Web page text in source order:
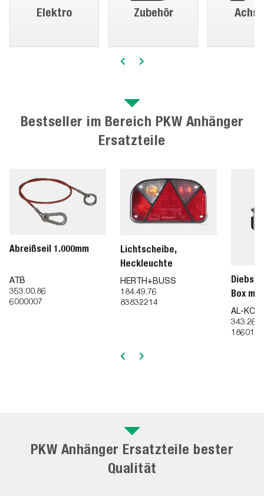
Elektro Zubehör
Bestseller im Bereich PKW Anhänger
Ersatzteile
Abreißseil 1.000mm
ATB
353.00.86
6000007
Lichtscheibe,
Heckleuchte
HERTH+BUSS
184.49.76
83832214
Box
AL-KO
1860174
PKW Anhänger Ersatzteile bester
Qualität